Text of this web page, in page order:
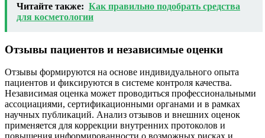
Читайте также: Как правильно подобрать средства
для косметологии
Отзывы пациентов и независимые оценки
Отзывы формируются на основе индивидуального опыта
пациентов и фиксируются в системе контроля качества.
Независимая оценка может проводиться профессиональными
ассоциациями, сертификационными органами и в рамках
научных публикаций. Анализ отзывов и внешних оценок
применяется для коррекции внутренних протоколов и